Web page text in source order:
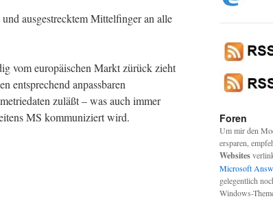
ausgestrecktem Mittelfinger an alle
vom europäischen Markt zürück zieht
entsprechend anpassbaren
zuläßt – was auch immer
MS kommuniziert wird.
Foren
Um mir den
ersparen,
Websites
Microsoft
gelegentlich
Windows-